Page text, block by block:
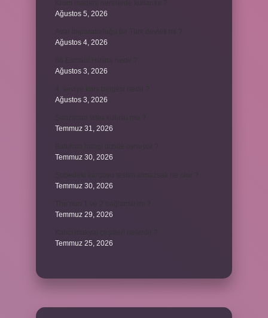
Ağustos 5, 2026
Ağustos 4, 2026
Ağustos 3, 2026
Ağustos 3, 2026
Temmuz 31, 2026
Temmuz 30, 2026
Temmuz 30, 2026
Temmuz 29, 2026
Temmuz 25, 2026